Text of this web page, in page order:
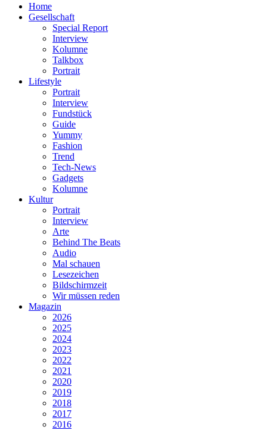
Home
Gesellschaft
Special Report
Interview
Kolumne
Talkbox
Portrait
Lifestyle
Portrait
Interview
Fundstück
Guide
Yummy
Fashion
Trend
Tech-News
Gadgets
Kolumne
Kultur
Portrait
Interview
Arte
Behind The Beats
Audio
Mal schauen
Lesezeichen
Bildschirmzeit
Wir müssen reden
Magazin
2026
2025
2024
2023
2022
2021
2020
2019
2018
2017
2016